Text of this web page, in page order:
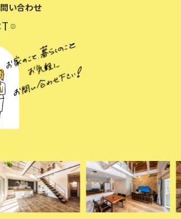
い合わせ